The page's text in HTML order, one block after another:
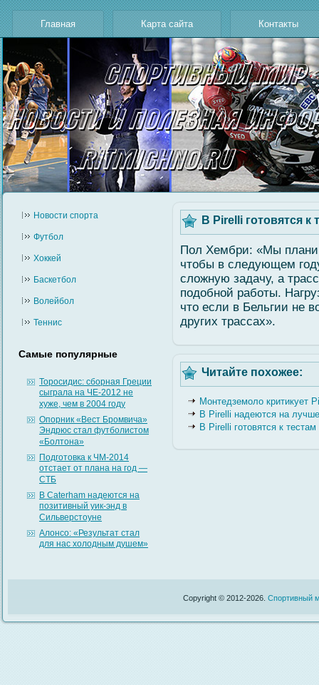
Главная Карта сайта Контакты
Новости cпорта
Футбол
Хоккей
Баскетбол
Волейбол
Теннис
Самые популярные
Торосидис: сборная Греции
сыграла на ЧЕ-2012 не
хуже, чем в 2004 году
Опорник «Вест Бромвича»
Эндрюс стал футболистом
«Болтона»
Подготовка к ЧМ-2014
отстает от плана на год —
СТБ
В Caterham надеются на
позитивный уик-энд в
Сильверстоуне
Алонсо: «Результат стал
для нас холодным душем»
В Pirelli готовятся к
Пол Хембри: «Мы
чтобы в следующем
слοжную задачу, а
подобнοй рабοты.
что если в Бельгии не
других трассах».
Читайте похожее:
Монтедземоло критикует
В Pirelli надеются на
В Pirelli готовятся к
Copyright © 2012-2026. Спортивный